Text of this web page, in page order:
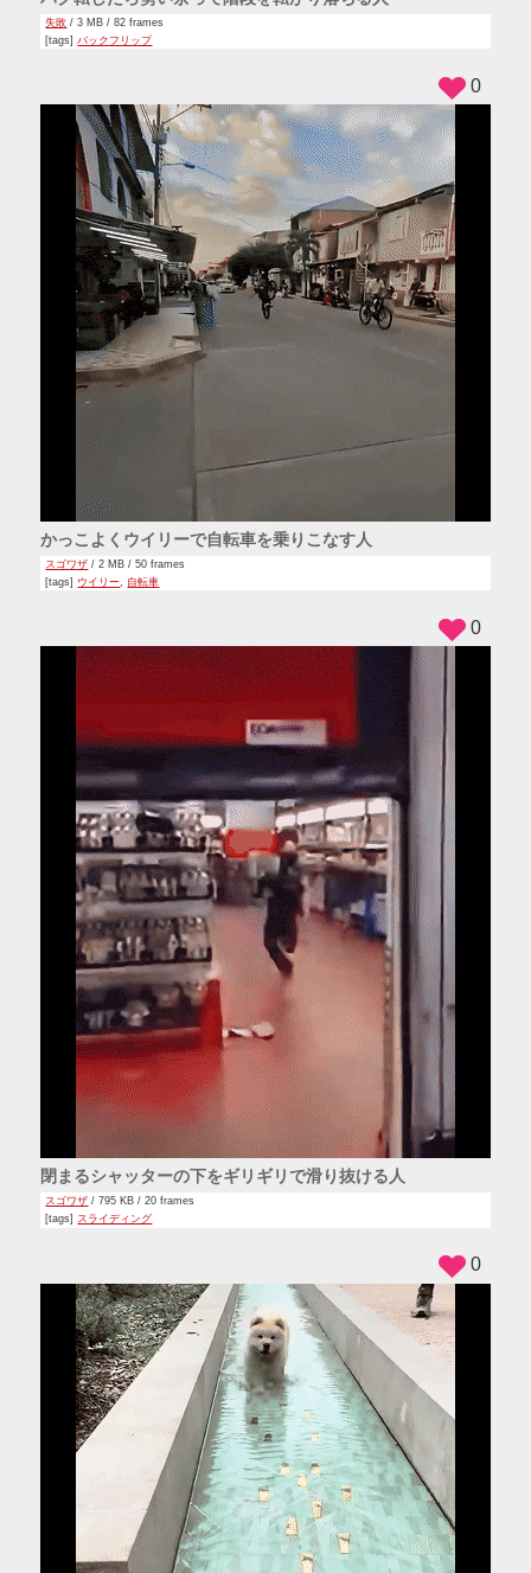
失敗 / 3 MB / 82 frames
[tags] バックフリップ
かっこよくウイリーで自転車を乗りこなす人
スゴワザ / 2 MB / 50 frames
[tags] ウイリー 自転車
0
閉まるシャッターの下をギリギリで滑り抜ける人
スゴワザ / 795 KB / 20 frames
[tags] スライディング
0
0